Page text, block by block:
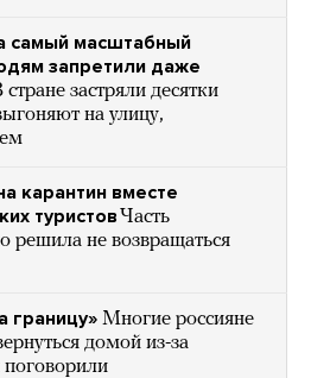
самый масштабный
запретили даже
стране застряли десятки
на улицу,
карантин вместе
туристов Часть
решила не возвращаться
границу» Многие россияне
домой из-за